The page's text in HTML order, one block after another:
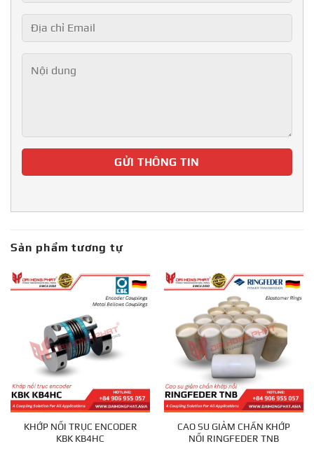
Sản phẩm tương tự
KHỚP NỐI TRỤC ENCODER
KBK KB4HC
CAO SU GIẢM CHẤN KHỚP
NỐI RINGFEDER TNB